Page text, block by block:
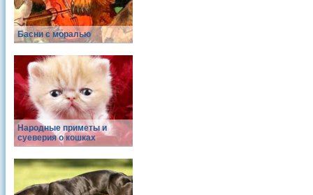
Басни с моралью
Народные приметы и
суеверия о кошках